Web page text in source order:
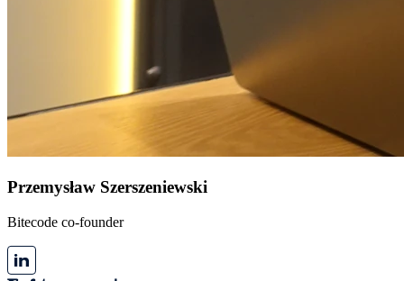
Przemysław Szerszeniewski
Bitecode co-founder